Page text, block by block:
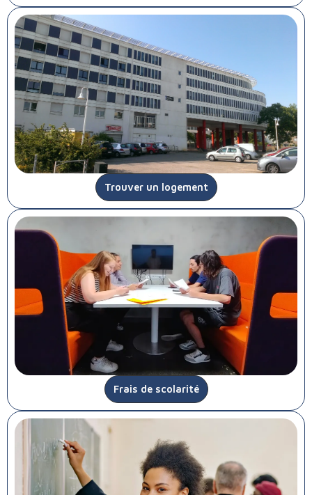
Trouver un logement
Frais de scolarité